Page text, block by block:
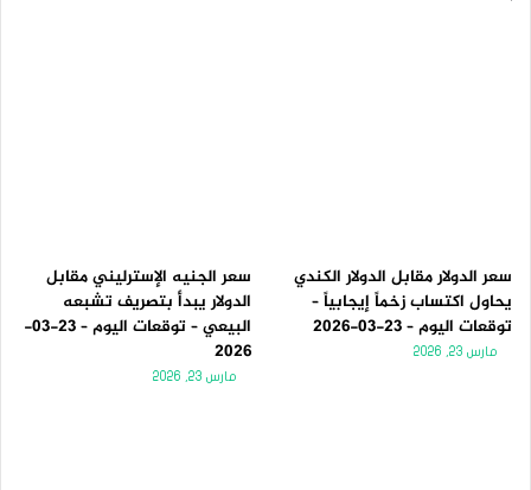
سعر الدولار مقابل الدولار الكندي
يحاول اكتساب زخماً إيجابياً –
توقعات اليوم – 23-03-2026
مارس 23, 2026
سعر الجنيه الإسترليني مقابل
الدولار يبدأ بتصريف تشبعه
البيعي – توقعات اليوم – 23-03-
2026
مارس 23, 2026